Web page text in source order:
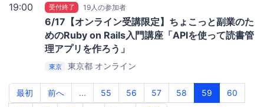
19:00 受付終了 19人の参加者
6/17【オンライン受講限定】ちょこっと副業のた
めのRuby on Rails入門講座「APIを使って読書管
理アプリを作ろう」
東京 東京都 オンライン
最初 前へ ... 55 56 57 58 59
60